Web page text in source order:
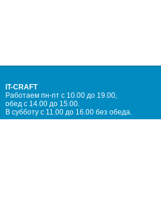
IT-CRAFT
Работаем пн-пт с 10.00 до 19.00,
обед с 14.00 до 15.00.
В субботу с 11.00 до 16.00 без обеда.